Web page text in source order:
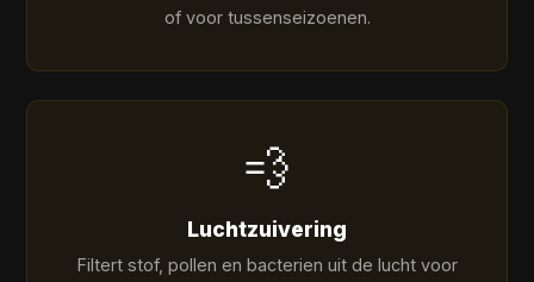
of voor tussenseizoenen.
💨
Luchtzuivering
Filtert stof, pollen en bacterien uit de lucht voor